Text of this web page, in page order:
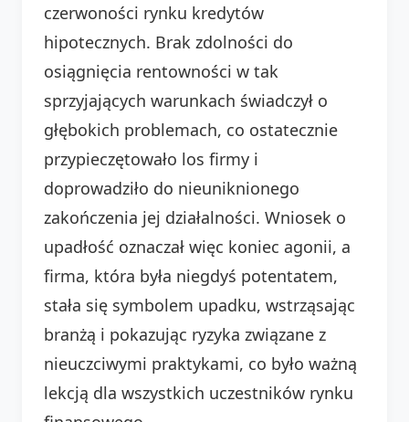
czerwoności rynku kredytów
hipotecznych. Brak zdolności do
osiągnięcia rentowności w tak
sprzyjających warunkach świadczył o
głębokich problemach, co ostatecznie
przypieczętowało los firmy i
doprowadziło do nieuniknionego
zakończenia jej działalności. Wniosek o
upadłość oznaczał więc koniec agonii, a
firma, która była niegdyś potentatem,
stała się symbolem upadku, wstrząsając
branżą i pokazując ryzyka związane z
nieuczciwymi praktykami, co było ważną
lekcją dla wszystkich uczestników rynku